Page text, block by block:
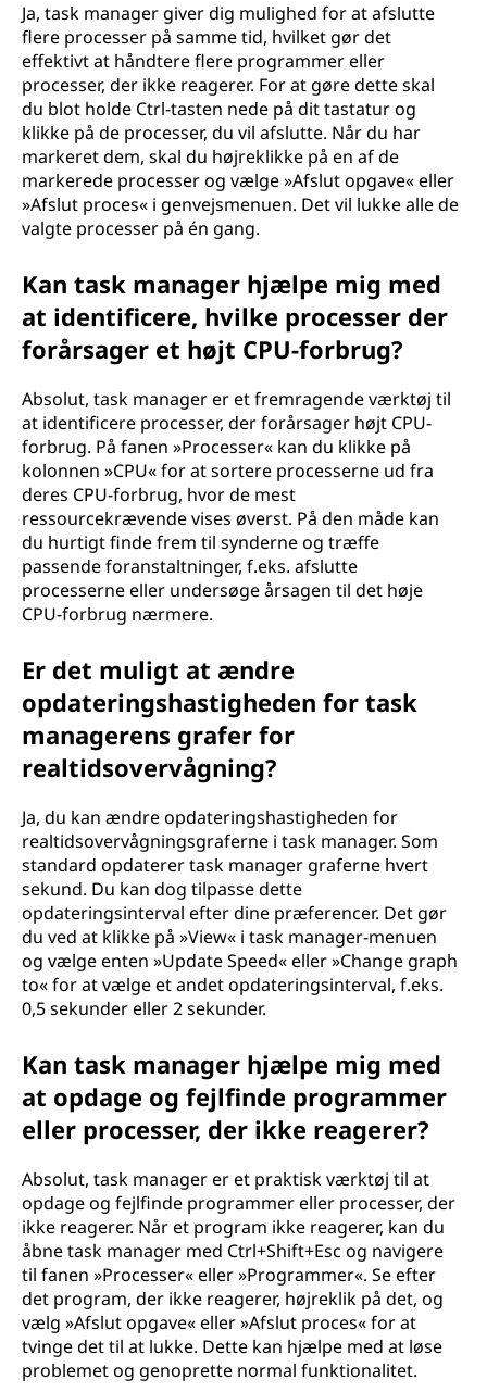
Ja, task manager giver dig mulighed for at afslutte
flere processer på samme tid, hvilket gør det
effektivt at håndtere flere programmer eller
processer, der ikke reagerer. For at gøre dette skal
du blot holde Ctrl-tasten nede på dit tastatur og
klikke på de processer, du vil afslutte. Når du har
markeret dem, skal du højreklikke på en af de
markerede processer og vælge »Afslut opgave« eller
»Afslut proces« i genvejsmenuen. Det vil lukke alle de
valgte processer på én gang.
Kan task manager hjælpe mig med
at identificere, hvilke processer der
forårsager et højt CPU-forbrug?
Absolut, task manager er et fremragende værktøj til
at identificere processer, der forårsager højt CPU-
forbrug. På fanen »Processer« kan du klikke på
kolonnen »CPU« for at sortere processerne ud fra
deres CPU-forbrug, hvor de mest
ressourcekrævende vises øverst. På den måde kan
du hurtigt finde frem til synderne og træffe
passende foranstaltninger, f.eks. afslutte
processerne eller undersøge årsagen til det høje
CPU-forbrug nærmere.
Er det muligt at ændre
opdateringshastigheden for task
managerens grafer for
realtidsovervågning?
Ja, du kan ændre opdateringshastigheden for
realtidsovervågningsgraferne i task manager. Som
standard opdaterer task manager graferne hvert
sekund. Du kan dog tilpasse dette
opdateringsinterval efter dine præferencer. Det gør
du ved at klikke på »View« i task manager-menuen
og vælge enten »Update Speed« eller »Change graph
to« for at vælge et andet opdateringsinterval, f.eks.
0,5 sekunder eller 2 sekunder.
Kan task manager hjælpe mig med
at opdage og fejlfinde programmer
eller processer, der ikke reagerer?
Absolut, task manager er et praktisk værktøj til at
opdage og fejlfinde programmer eller processer, der
ikke reagerer. Når et program ikke reagerer, kan du
åbne task manager med Ctrl+Shift+Esc og navigere
til fanen »Processer« eller »Programmer«. Se efter
det program, der ikke reagerer, højreklik på det, og
vælg »Afslut opgave« eller »Afslut proces« for at
tvinge det til at lukke. Dette kan hjælpe med at løse
problemet og genoprette normal funktionalitet.